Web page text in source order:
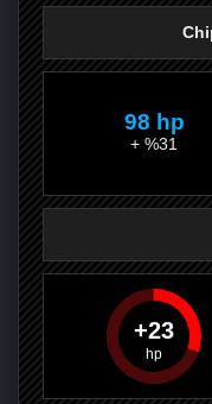
PAYLAŞPAYLAŞ
98 hp
+ %31
23